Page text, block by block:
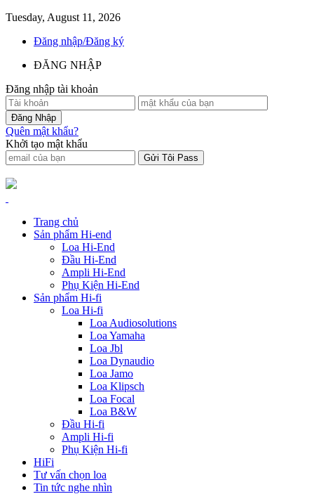
Tuesday, August 11, 2026
Đăng nhập/Đăng ký
ĐĂNG NHẬP
Đăng nhập tài khoản
Quên mật khẩu?
Khởi tạo mật khẩu
Trang chủ
Sản phẩm Hi-end
Loa Hi-End
Đầu Hi-End
Ampli Hi-End
Phụ Kiện Hi-End
Sản phẩm Hi-fi
Loa Hi-fi
Loa Audiosolutions
Loa Yamaha
Loa Jbl
Loa Dynaudio
Loa Jamo
Loa Klipsch
Loa Focal
Loa B&W
Đầu Hi-fi
Ampli Hi-fi
Phụ Kiện Hi-fi
HiFi
Tư vấn chọn loa
Tin tức nghe nhìn